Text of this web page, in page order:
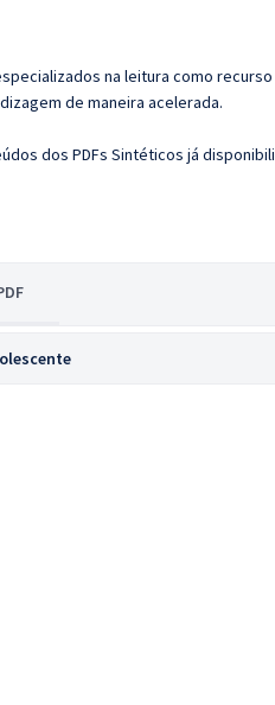
na leitura como
de maneira acelerada.
dos PDFs Sintéticos já